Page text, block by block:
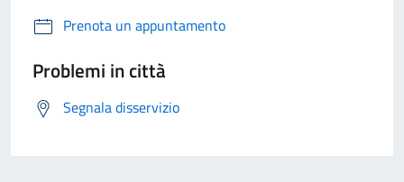
Prenota un appuntamento
Problemi in città
Segnala disservizio